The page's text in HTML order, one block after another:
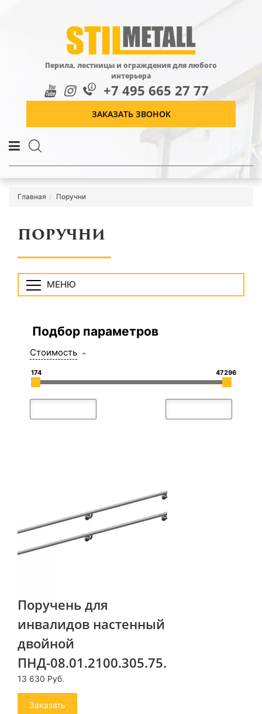
Перила, лестницы и ограждения для любого
интерьера
+7 495 665 27 77
ЗАКАЗАТЬ ЗВОНОК
Главная Поручни
ПОРУЧНИ
МЕНЮ
Подбор параметров
Стоимость
174 47296
Поручень для
инвалидов настенный
двойной
ПНД-08.01.2100.305.75.Н
13 630 Руб.
Заказать